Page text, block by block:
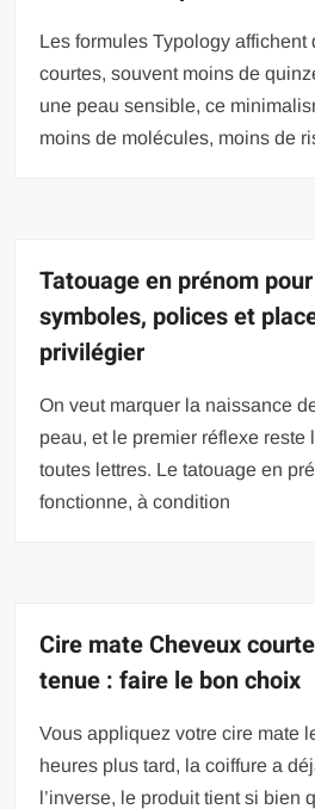
Les formules Typology affichent
courtes, souvent moins de
une peau sensible, ce
moins de molécules, moins de
Tatouage en prénom
symboles, polices et
privilégier
On veut marquer la naissance
peau, et le premier réflexe reste
toutes lettres. Le tatouage en
fonctionne, à condition
Cire mate Cheveux
tenue : faire le bon choix
Vous appliquez votre cire mate
heures plus tard, la coiffure a
l’inverse, le produit tient si bien